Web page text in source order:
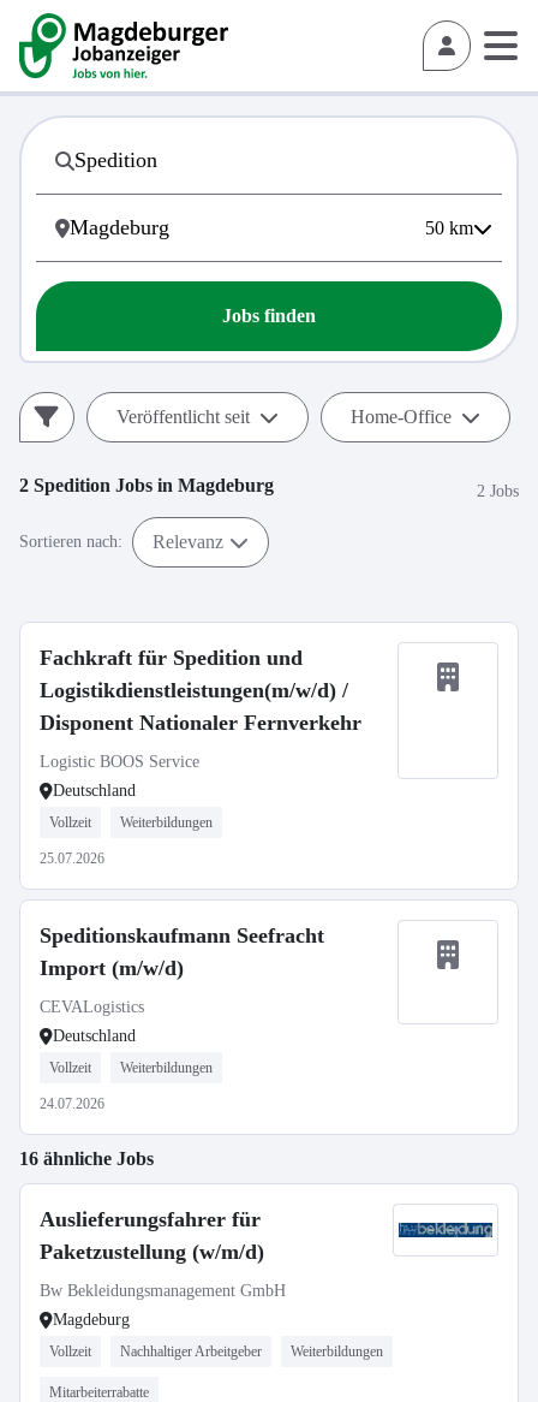
50 km
Jobs finden
Veröffentlicht seit Home-Office
2 Spedition Jobs in Magdeburg 2 Jobs
Sortieren nach: Relevanz
Fachkraft für Spedition und
Logistikdienstleistungen(m/w/d) /
Disponent Nationaler Fernverkehr
Logistic BOOS Service
Deutschland
Vollzeit Weiterbildungen
25.07.2026
Speditionskaufmann Seefracht
Import (m/w/d)
CEVALogistics
Deutschland
Vollzeit Weiterbildungen
24.07.2026
16 ähnliche Jobs
Auslieferungsfahrer für
Paketzustellung (w/m/d)
Bw Bekleidungsmanagement GmbH
Magdeburg
Vollzeit Nachhaltiger Arbeitgeber Weiterbildungen
Mitarbeiterrabatte